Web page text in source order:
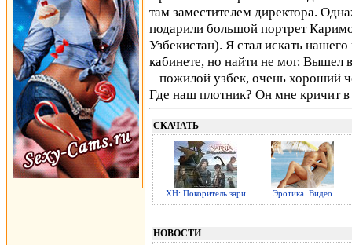
там заместителем директора.
подарили большой портрет
Узбекистан). Я стал искать
кабинете, но найти не мог. Вышел
– пожилой узбек, очень хороший
Где наш плотник? Он мне кричит в
СКАЧАТЬ
ХН: Покоритель зари Эротика. Видео
НОВОСТИ